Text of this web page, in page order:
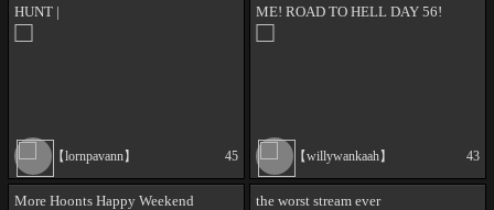
HUNT |
【lornpavann】 45
ME! ROAD TO HELL DAY 56!
【willywankaah】 43
More Hoonts Happy Weekend
the worst stream ever